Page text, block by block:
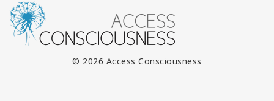
© 2026 Access Consciousness